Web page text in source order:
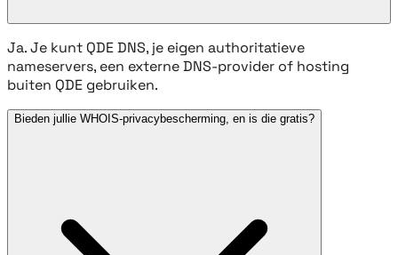
Ja. Je kunt QDE DNS, je eigen authoritatieve
nameservers, een externe DNS-provider of hosting
buiten QDE gebruiken.
Bieden jullie WHOIS-privacybescherming, en is die gratis?